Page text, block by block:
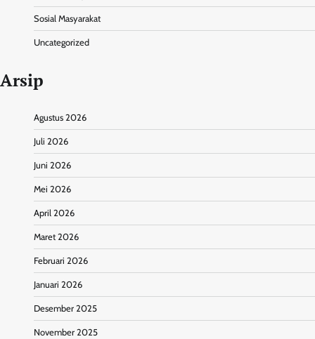
Sosial Masyarakat
Uncategorized
Arsip
Agustus 2026
Juli 2026
Juni 2026
Mei 2026
April 2026
Maret 2026
Februari 2026
Januari 2026
Desember 2025
November 2025